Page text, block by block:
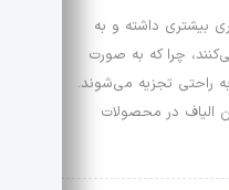
بیشتری داشته و به
چرا که به صورت
راحتی تجزیه می‌شوند.
الیاف در محصولات